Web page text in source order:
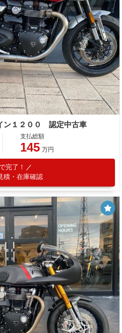
ン１２００ 認定中古車
支払総額
145 万円
完了！
積・在庫確認